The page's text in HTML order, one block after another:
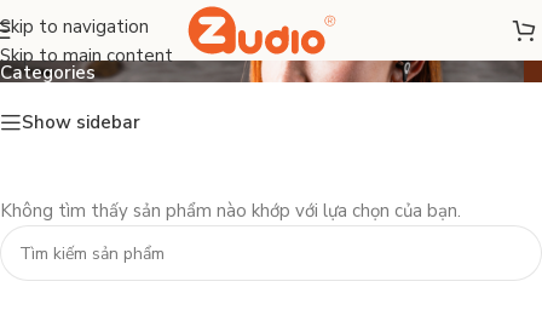
Skip to navigation
Skip to main content
esport
Categories
Show sidebar
Không tìm thấy sản phẩm nào khớp với lựa chọn của bạn.